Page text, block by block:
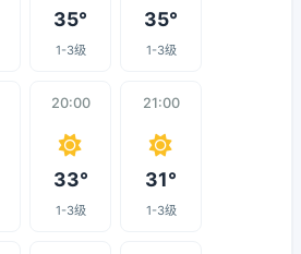
35°
1-3级
35°
1-3级
20:00
33°
1-3级
21:00
31°
1-3级